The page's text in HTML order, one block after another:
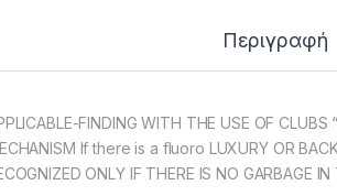
Περιγραφή
FINDING WITH THE USE OF CLUBS
If there is a fluoro LUXURY OR
ONLY IF THERE IS NO GARBAGE